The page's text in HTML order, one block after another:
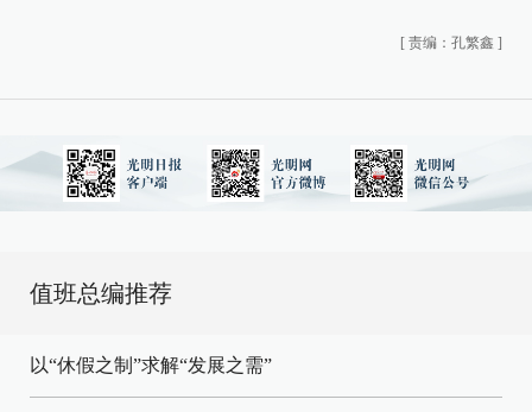
[ 责编：孔繁鑫 ]
值班总编推荐
以“休假之制”求解“发展之需”